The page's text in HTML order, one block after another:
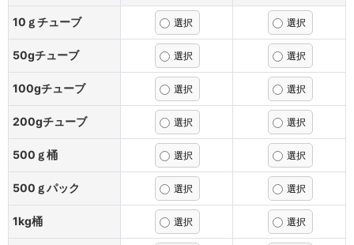
10ｇチューブ
50gチューブ
100gチューブ
200gチューブ
500ｇ桶
500ｇパック
1kg桶